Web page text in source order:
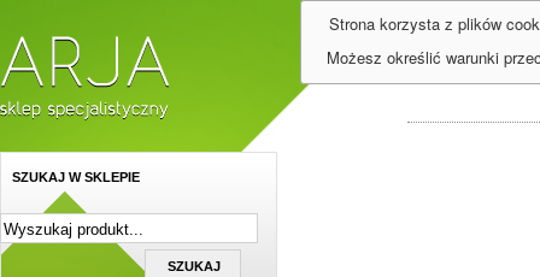
SZUKAJ W SKLEPIE
Strona korzysta z plików
Możesz określić warunki